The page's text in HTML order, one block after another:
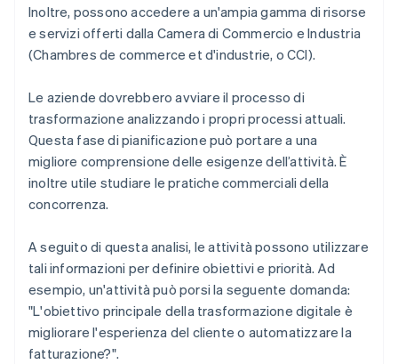
Inoltre, possono accedere a un'ampia gamma di risorse
e servizi offerti dalla Camera di Commercio e Industria
(Chambres de commerce et d'industrie, o CCI).
Le aziende dovrebbero avviare il processo di
trasformazione analizzando i propri processi attuali.
Questa fase di pianificazione può portare a una
migliore comprensione delle esigenze dell’attività. È
inoltre utile studiare le pratiche commerciali della
concorrenza.
A seguito di questa analisi, le attività possono utilizzare
tali informazioni per definire obiettivi e priorità. Ad
esempio, un'attività può porsi la seguente domanda:
"L'obiettivo principale della trasformazione digitale è
migliorare l'esperienza del cliente o automatizzare la
fatturazione?".